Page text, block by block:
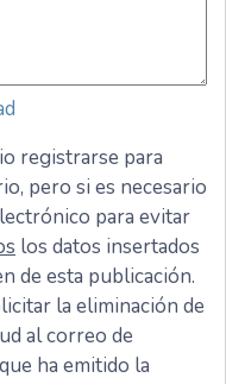
registrarse para
pero si es necesario
para evitar
los datos insertados
de esta publicación.
la eliminación de
al correo de
ha emitido la